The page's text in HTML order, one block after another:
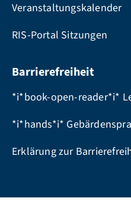
Veranstaltungskalender
RIS-Portal Sitzungen
Barrierefreiheit
*i*book-open-reader*i*
*i*hands*i*
Erklärung zur